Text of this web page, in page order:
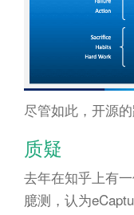
尽管如此，开源
质疑
去年在知乎上有
臆测，认为